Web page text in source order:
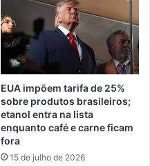
EUA impõem tarifa de 25%
sobre produtos brasileiros;
etanol entra na lista
enquanto café e carne ficam
fora
15 de julho de 2026